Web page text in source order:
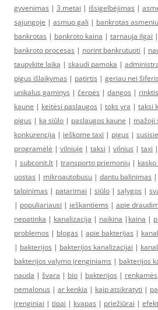
gyvenimas | 3 metai | išsigelbėjimas |
sąjungoje | asmuo gali | bankrotas
bankrotas | bankroto kaina | tarnauja ilgai |
bankroto procesas | norint bankrutuoti |
taupykite laiką | skaudi pamoka |
pigus išlaikymas | patirtis | geriau nei šiferis
unikalus gaminys | čerpės | dangos |
kaune | keitėsi paslaugos | toks yra | taksi
pigus | ką siūlo | paslaugos kaune | mažoji
konkurencija | ieškome taxi | pigus |
programėlė | vilniuje | taksi | vilnius | taxi |
| subconit.lt | transporto priemonių |
uostas | mikroautobusu | dantu balinimas |
talpinimas | patarimai | siūlo | sąlygos |
| populiariausi | ieškantiems | apie
nepatinka | kanalizacija | naikina | kaina |
problemos | blogas | apie bakterijas |
| bakterijos | bakterijos kanalizacijai |
bakterijos valymo įrenginiams | bakterijos
nauda | švara | bio | bakterijos | renkamės
nemalonus | ar kenkia | kaip atsikratyti |
įrenginiai | tipai | kvapas | priežiūrai |